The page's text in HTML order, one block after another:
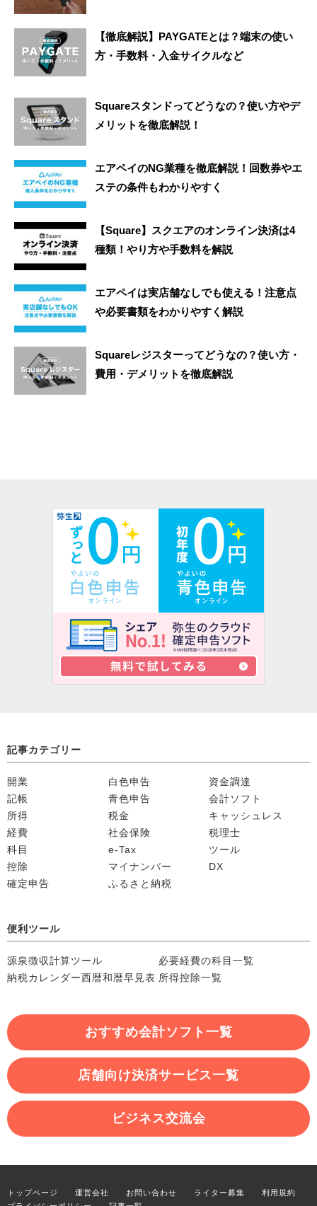
【徹底解説】PAYGATEとは？端末の使い
方・手数料・入金サイクルなど
Squareスタンドってどうなの？使い方やデ
メリットを徹底解説！
エアペイのNG業種を徹底解説！回数券やエ
ステの条件もわかりやすく
【Square】スクエアのオンライン決済は4
種類！やり方や手数料を解説
エアペイは実店舗なしでも使える！注意点
や必要書類をわかりやすく解説
Squareレジスターってどうなの？使い方・
費用・デメリットを徹底解説
記事カテゴリー
開業
記帳
所得
経費
科目
控除
確定申告
白色申告
青色申告
税金
社会保険
e-Tax
マイナンバー
ふるさと納税
資金調達
会計ソフト
キャッシュレス
税理士
ツール
DX
便利ツール
源泉徴収計算ツール
納税カレンダー西暦和暦早見表
必要経費の科目一覧
所得控除一覧
おすすめ会計ソフト一覧
店舗向け決済サービス一覧
ビジネス交流会
トップページ 運営会社 お問い合わせ ライター募集
利用規約